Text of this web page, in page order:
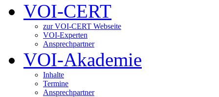
VOI-CERT
zur VOI-CERT Webseite
VOI-Experten
Ansprechpartner
VOI-Akademie
Inhalte
Termine
Ansprechpartner